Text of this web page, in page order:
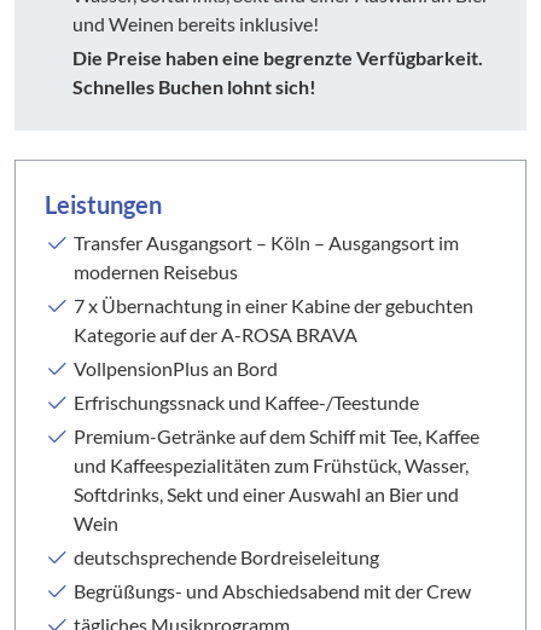
und Weinen bereits inklusive!
Die Preise haben eine begrenzte Verfügbarkeit.
Schnelles Buchen lohnt sich!
Leistungen
Transfer Ausgangsort – Köln – Ausgangsort im
modernen Reisebus
7 x Übernachtung in einer Kabine der gebuchten
Kategorie auf der A-ROSA BRAVA
VollpensionPlus an Bord
Erfrischungssnack und Kaffee-/Teestunde
Premium-Getränke auf dem Schiff mit Tee, Kaffee
und Kaffeespezialitäten zum Frühstück, Wasser,
Softdrinks, Sekt und einer Auswahl an Bier und
Wein
deutschsprechende Bordreiseleitung
Begrüßungs- und Abschiedsabend mit der Crew
tägliches Musikprogramm